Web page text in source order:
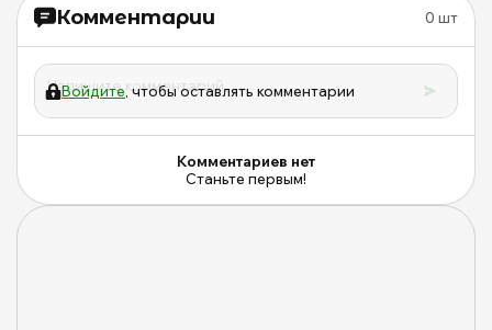
Комментарии 0 шт
Войдите, чтобы оставлять комментарии
Комментариев нет
Станьте первым!